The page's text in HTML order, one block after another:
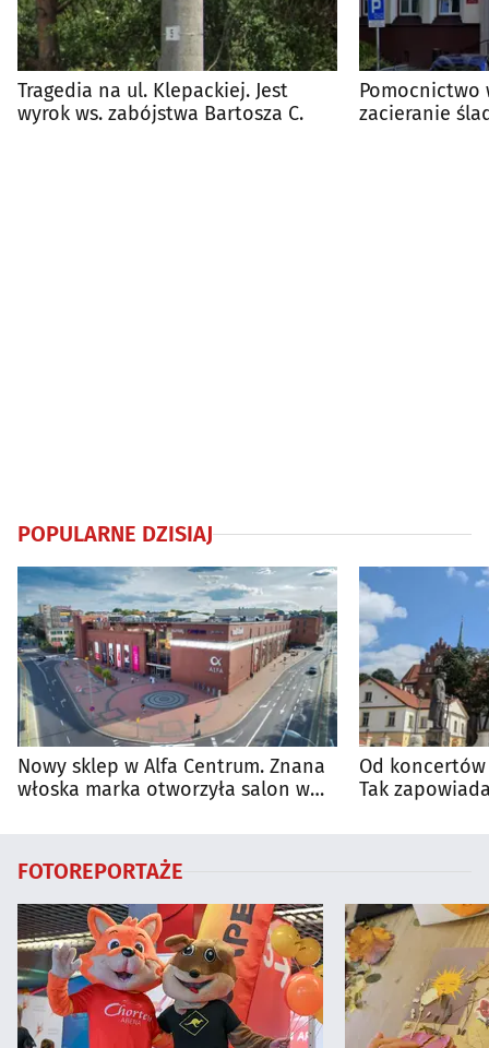
Tragedia na ul. Klepackiej. Jest
wyrok ws. zabójstwa Bartosza C.
Pomocnictwo
zacieranie
POPULARNE DZISIAJ
Nowy sklep w Alfa Centrum. Znana
włoska marka otworzyła salon w
Od
Tak
FOTOREPORTAŻE